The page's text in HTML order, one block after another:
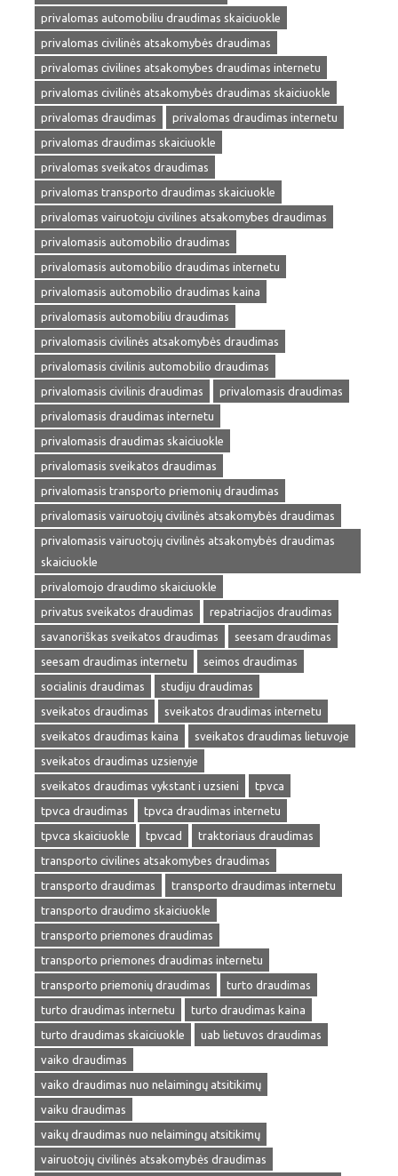
privalomas automobiliu draudimas skaiciuokle
privalomas civilinės atsakomybės draudimas
privalomas civilines atsakomybes draudimas internetu
privalomas civilinės atsakomybės draudimas skaiciuokle
privalomas draudimas
privalomas draudimas internetu
privalomas draudimas skaiciuokle
privalomas sveikatos draudimas
privalomas transporto draudimas skaiciuokle
privalomas vairuotoju civilines atsakomybes draudimas
privalomasis automobilio draudimas
privalomasis automobilio draudimas internetu
privalomasis automobilio draudimas kaina
privalomasis automobiliu draudimas
privalomasis civilinės atsakomybės draudimas
privalomasis civilinis automobilio draudimas
privalomasis civilinis draudimas
privalomasis draudimas
privalomasis draudimas internetu
privalomasis draudimas skaiciuokle
privalomasis sveikatos draudimas
privalomasis transporto priemonių draudimas
privalomasis vairuotojų civilinės atsakomybės draudimas
privalomasis vairuotojų civilinės atsakomybės draudimas
skaiciuokle
privalomojo draudimo skaiciuokle
privatus sveikatos draudimas
repatriacijos draudimas
savanoriškas sveikatos draudimas
seesam draudimas
seesam draudimas internetu
seimos draudimas
socialinis draudimas
studiju draudimas
sveikatos draudimas
sveikatos draudimas internetu
sveikatos draudimas kaina
sveikatos draudimas lietuvoje
sveikatos draudimas uzsienyje
sveikatos draudimas vykstant i uzsieni
tpvca
tpvca draudimas
tpvca draudimas internetu
tpvca skaiciuokle
tpvcad
traktoriaus draudimas
transporto civilines atsakomybes draudimas
transporto draudimas
transporto draudimas internetu
transporto draudimo skaiciuokle
transporto priemones draudimas
transporto priemones draudimas internetu
transporto priemonių draudimas
turto draudimas
turto draudimas internetu
turto draudimas kaina
turto draudimas skaiciuokle
uab lietuvos draudimas
vaiko draudimas
vaiko draudimas nuo nelaimingų atsitikimų
vaiku draudimas
vaikų draudimas nuo nelaimingų atsitikimų
vairuotojų civilinės atsakomybės draudimas